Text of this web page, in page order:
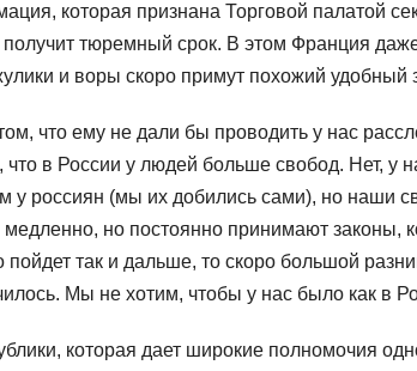
которая признана Торговой палатой
тюремный срок. В этом Франция
и воры скоро примут похожий удобный
что ему не дали бы проводить у нас
в России у людей больше свобод. Нет, у
у россиян (мы их добились сами), но наши
медленно, но постоянно принимают законы,
так и дальше, то скоро большой
Мы не хотим, чтобы у нас было как в
которая дает широкие полномочия